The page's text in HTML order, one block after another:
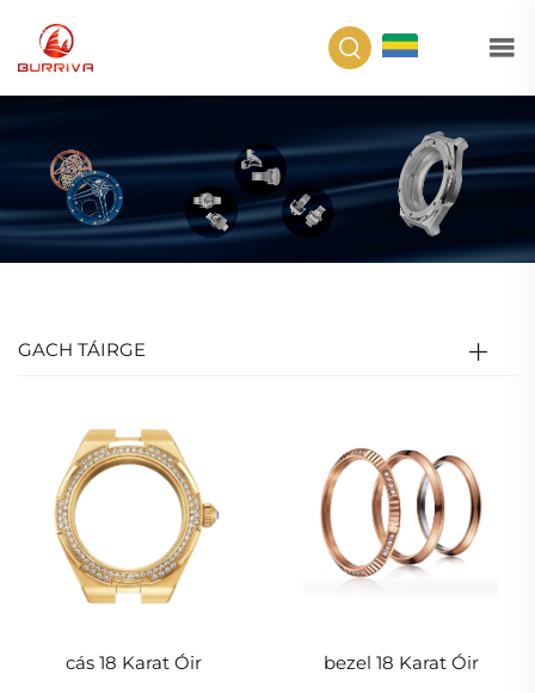
GACH TÁIRGE
cás 18 Karat Óir bezel 18 Karat Óir